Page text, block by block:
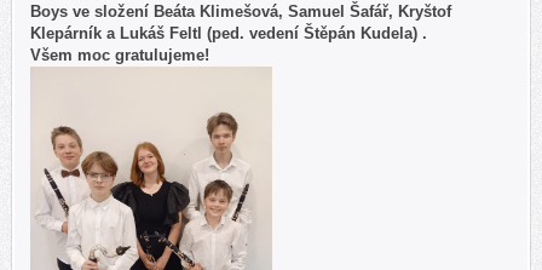
Boys ve složení Beáta Klimešová, Samuel Šafář, Kryštof
Klepárník a Lukáš Feltl (ped. vedení Štěpán Kudela) .
Všem moc gratulujeme!